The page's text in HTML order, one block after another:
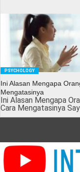
PSYCHOLOGY
Ini Alasan Mengapa
Mengatasinya
Ini Alasan Mengapa
Cara Mengatasinya